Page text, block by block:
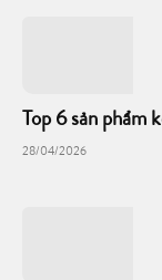
Top 6 sản phẩm
28/04/2026